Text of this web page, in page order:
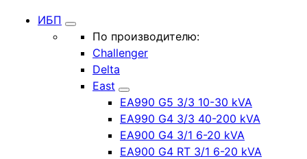
ИБП
По производителю:
Challenger
Delta
East
EA990 G5 3/3 10-30 kVA
EA990 G4 3/3 40-200 kVA
EA900 G4 3/1 6-20 kVA
EA900 G4 RT 3/1 6-20 kVA